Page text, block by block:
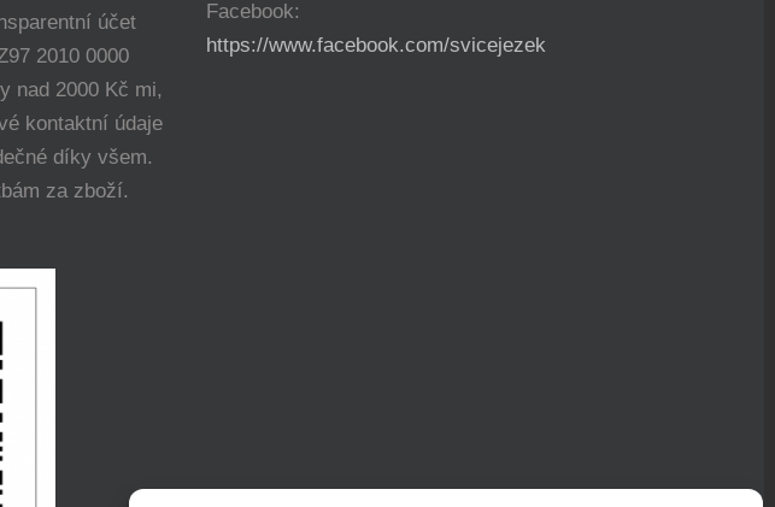
účet
2010 0000
nad 2000 Kč mi,
kontaktní údaje
díky všem.
za zboží.
Facebook:
https://www.facebook.com/svicejezek